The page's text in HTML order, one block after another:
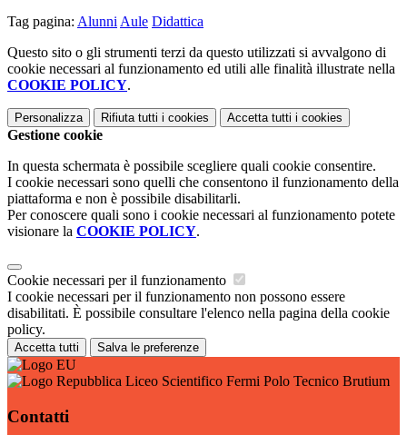
Tag pagina: Alunni Aule Didattica
Questo sito o gli strumenti terzi da questo utilizzati si avvalgono di
cookie necessari al funzionamento ed utili alle finalità illustrate nella
COOKIE POLICY.
Personalizza Rifiuta tutti i cookies Accetta tutti i cookies
Gestione cookie
In questa schermata è possibile scegliere quali cookie consentire.
I cookie necessari sono quelli che consentono il funzionamento della
piattaforma e non è possibile disabilitarli.
Per conoscere quali sono i cookie necessari al funzionamento potete
visionare la COOKIE POLICY.
Cookie necessari per il funzionamento
I cookie necessari per il funzionamento non possono essere
disabilitati. È possibile consultare l'elenco nella pagina della cookie
policy.
Accetta tutti Salva le preferenze
Liceo Scientifico Fermi Polo Tecnico Brutium
Contatti